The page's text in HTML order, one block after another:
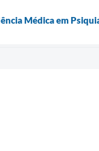
Médica em